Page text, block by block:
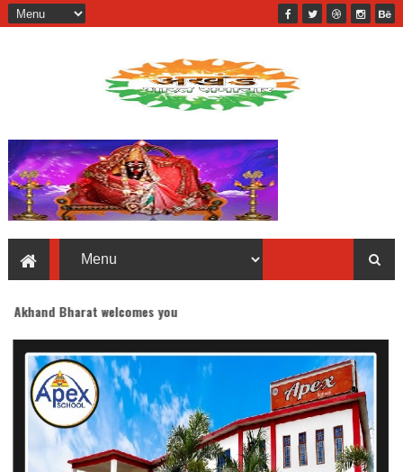
welcomes you